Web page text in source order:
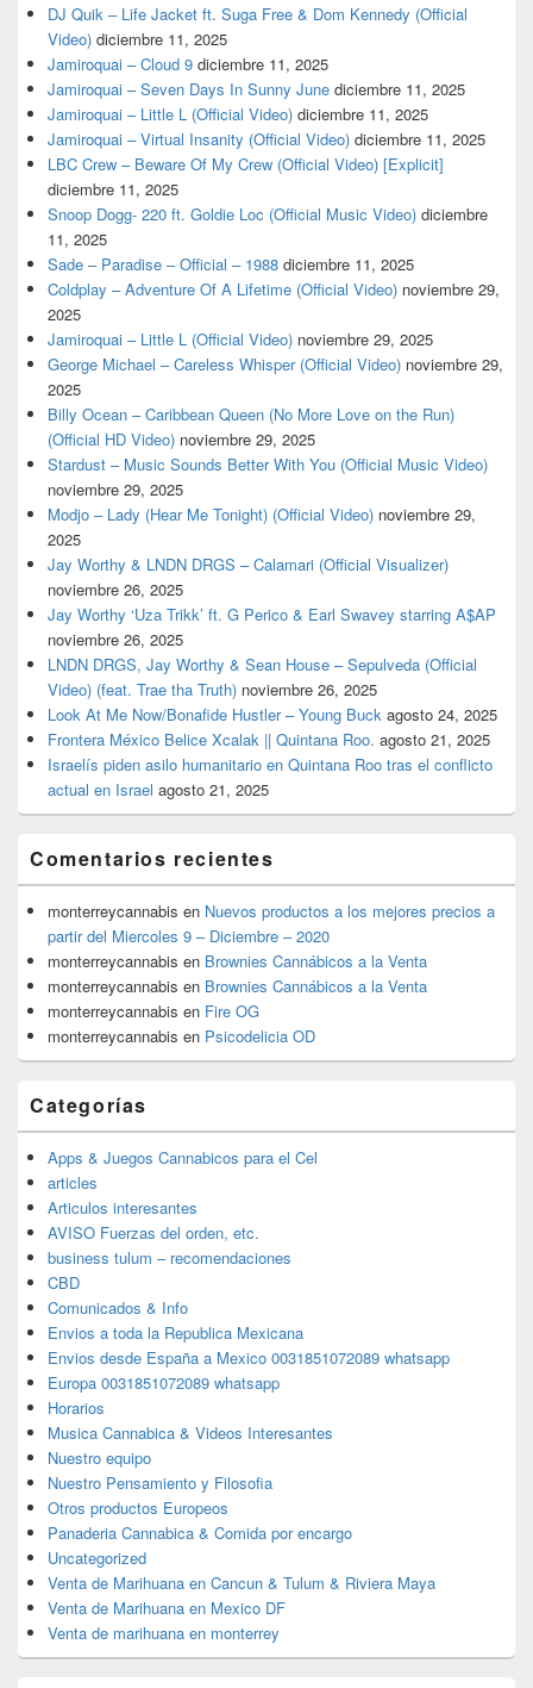
DJ Quik – Life Jacket ft. Suga Free & Dom Kennedy (Official
Video) diciembre 11, 2025
Jamiroquai – Cloud 9 diciembre 11, 2025
Jamiroquai – Seven Days In Sunny June diciembre 11, 2025
Jamiroquai – Little L (Official Video) diciembre 11, 2025
Jamiroquai – Virtual Insanity (Official Video) diciembre 11, 2025
LBC Crew – Beware Of My Crew (Official Video) [Explicit]
diciembre 11, 2025
Snoop Dogg- 220 ft. Goldie Loc (Official Music Video) diciembre
11, 2025
Sade – Paradise – Official – 1988 diciembre 11, 2025
Coldplay – Adventure Of A Lifetime (Official Video) noviembre 29,
2025
Jamiroquai – Little L (Official Video) noviembre 29, 2025
George Michael – Careless Whisper (Official Video) noviembre 29,
2025
Billy Ocean – Caribbean Queen (No More Love on the Run)
(Official HD Video) noviembre 29, 2025
Stardust – Music Sounds Better With You (Official Music Video)
noviembre 29, 2025
Modjo – Lady (Hear Me Tonight) (Official Video) noviembre 29,
2025
Jay Worthy & LNDN DRGS – Calamari (Official Visualizer)
noviembre 26, 2025
Jay Worthy ‘Uza Trikk’ ft. G Perico & Earl Swavey starring A$AP
noviembre 26, 2025
LNDN DRGS, Jay Worthy & Sean House – Sepulveda (Official
Video) (feat. Trae tha Truth) noviembre 26, 2025
Look At Me Now/Bonafide Hustler – Young Buck agosto 24, 2025
Frontera México Belice Xcalak || Quintana Roo. agosto 21, 2025
Israelís piden asilo humanitario en Quintana Roo tras el conflicto
actual en Israel agosto 21, 2025
Comentarios recientes
monterreycannabis en Nuevos productos a los mejores precios a
partir del Miercoles 9 – Diciembre – 2020
monterreycannabis en Brownies Cannábicos a la Venta
monterreycannabis en Brownies Cannábicos a la Venta
monterreycannabis en Fire OG
monterreycannabis en Psicodelicia OD
Categorías
Apps & Juegos Cannabicos para el Cel
articles
Articulos interesantes
AVISO Fuerzas del orden, etc.
business tulum – recomendaciones
CBD
Comunicados & Info
Envios a toda la Republica Mexicana
Envios desde España a Mexico 0031851072089 whatsapp
Europa 0031851072089 whatsapp
Horarios
Musica Cannabica & Videos Interesantes
Nuestro equipo
Nuestro Pensamiento y Filosofia
Otros productos Europeos
Panaderia Cannabica & Comida por encargo
Uncategorized
Venta de Marihuana en Cancun & Tulum & Riviera Maya
Venta de Marihuana en Mexico DF
Venta de marihuana en monterrey